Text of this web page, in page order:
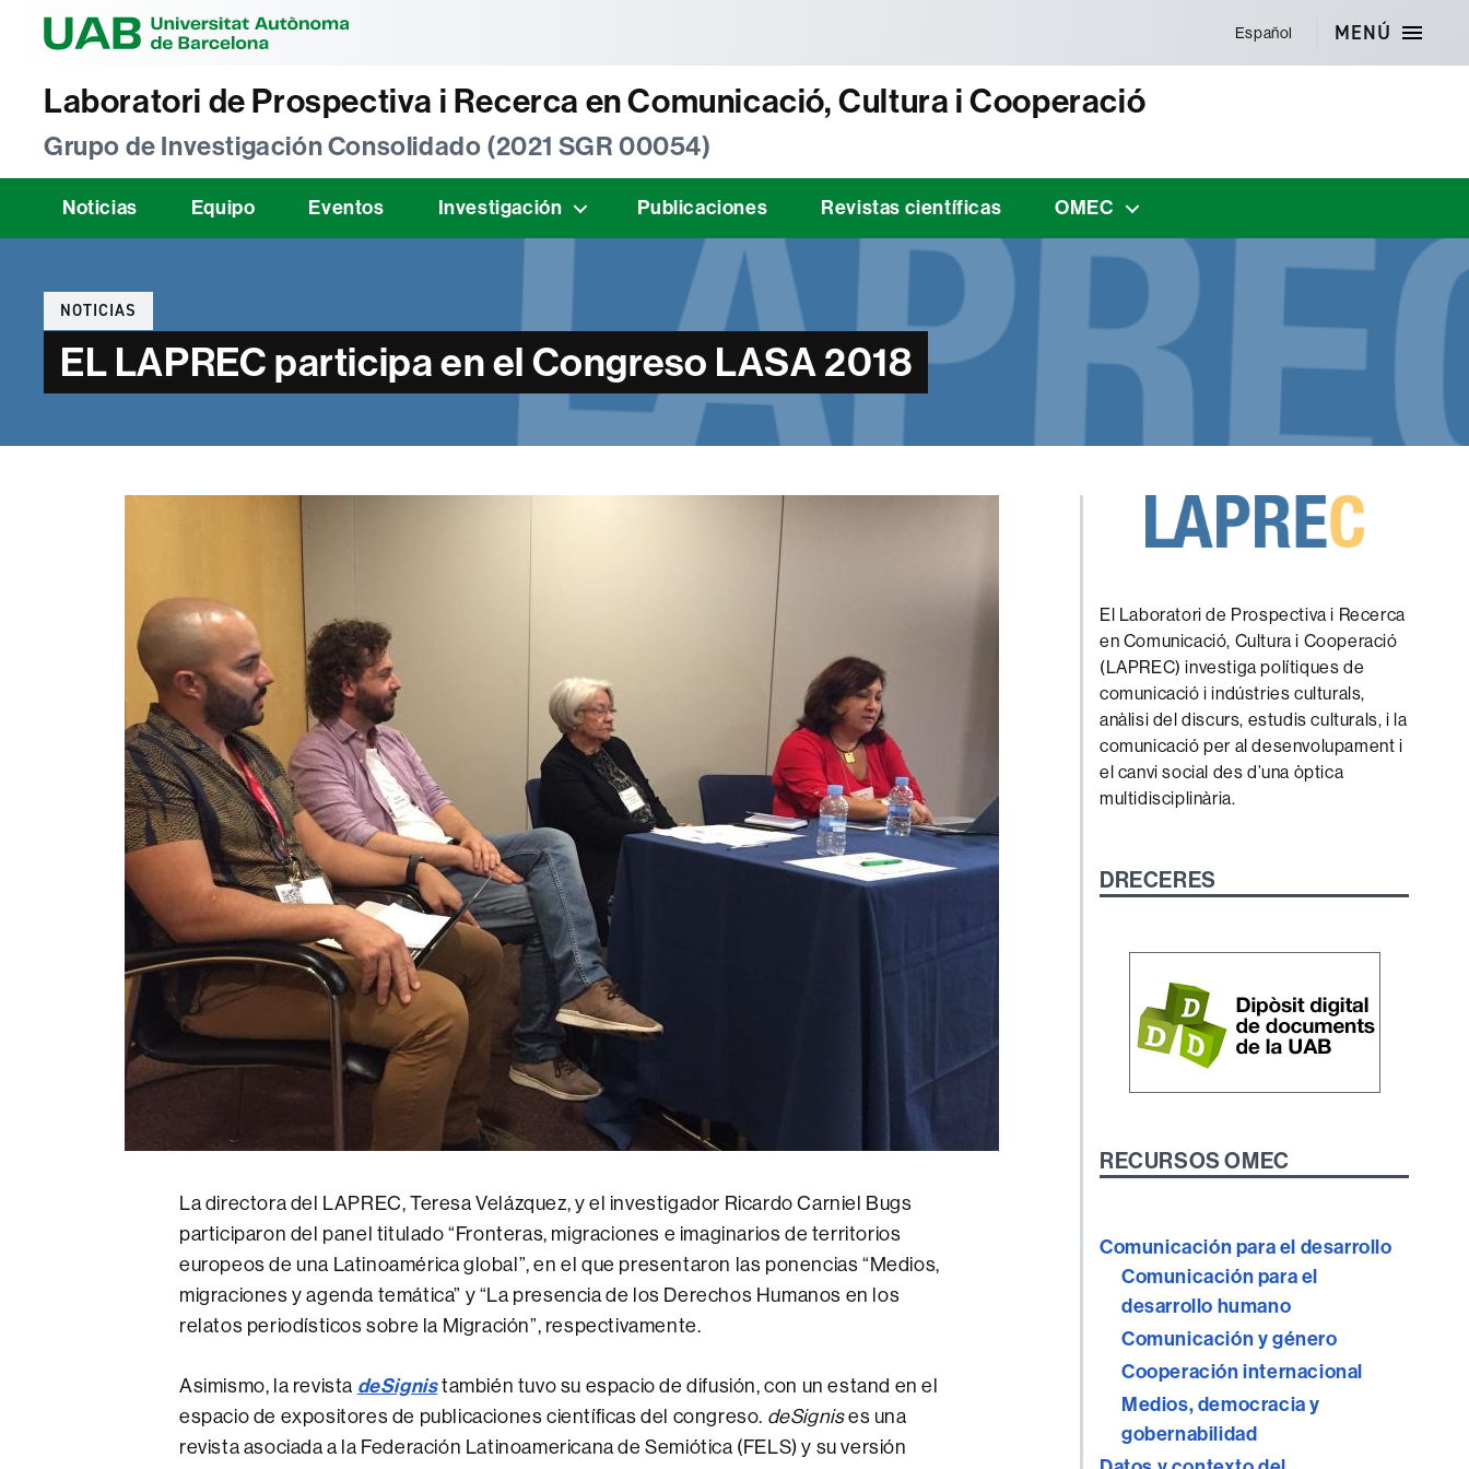
Español MENÚ
Laboratori de Prospectiva i Recerca en Comunicació, Cultura i Cooperació
Grupo de Investigación Consolidado (2021 SGR 00054)
Noticias Equipo Eventos Investigación Publicaciones Revistas científicas OMEC
Categorías
NOTICIAS
EL LAPREC participa en el Congreso LASA 2018
La directora del LAPREC, Teresa Velázquez, y el investigador Ricardo Carniel Bugs
participaron del panel titulado “Fronteras, migraciones e imaginarios de territorios
europeos de una Latinoamérica global”, en el que presentaron las ponencias “Medios,
migraciones y agenda temática” y “La presencia de los Derechos Humanos en los
relatos periodísticos sobre la Migración”, respectivamente.
Asimismo, la revista deSignistambién tuvo su espacio de difusión, con un estand en el
espacio de expositores de publicaciones científicas del congreso. deSignises una
revista asociada a la Federación Latinoamericana de Semiótica (FELS) y su versión
El Laboratori de Prospectiva i Recerca
en Comunicació, Cultura i Cooperació
(LAPREC) investiga polítiques de
comunicació i indústries culturals,
anàlisi del discurs, estudis culturals, i la
comunicació per al desenvolupament i
el canvi social des d’una òptica
multidisciplinària.
DRECERES
RECURSOS OMEC
Comunicación para el desarrollo
Comunicación para el
desarrollo humano
Comunicación y género
Cooperación internacional
Medios, democracia y
gobernabilidad